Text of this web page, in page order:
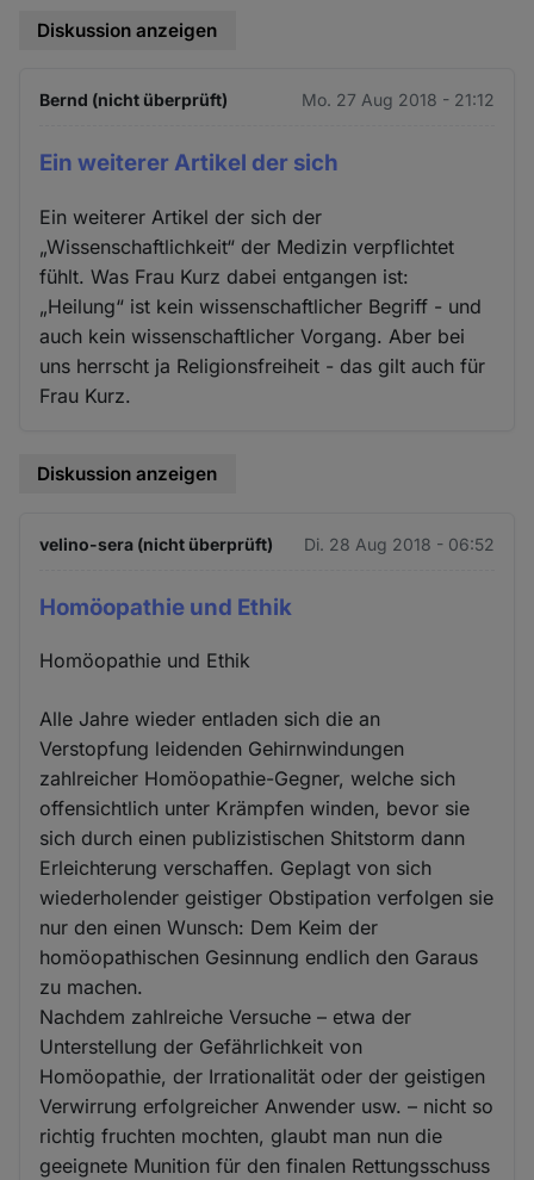
Diskussion anzeigen
Bernd (nicht überprüft) Mo. 27 Aug 2018 - 21:12
Ein weiterer Artikel der sich
Ein weiterer Artikel der sich der
„Wissenschaftlichkeit“ der Medizin verpflichtet
fühlt. Was Frau Kurz dabei entgangen ist:
„Heilung“ ist kein wissenschaftlicher Begriff - und
auch kein wissenschaftlicher Vorgang. Aber bei
uns herrscht ja Religionsfreiheit - das gilt auch für
Frau Kurz.
Diskussion anzeigen
velino-sera (nicht überprüft) Di. 28 Aug 2018 - 06:52
Homöopathie und Ethik
Homöopathie und Ethik
Alle Jahre wieder entladen sich die an
Verstopfung leidenden Gehirnwindungen
zahlreicher Homöopathie-Gegner, welche sich
offensichtlich unter Krämpfen winden, bevor sie
sich durch einen publizistischen Shitstorm dann
Erleichterung verschaffen. Geplagt von sich
wiederholender geistiger Obstipation verfolgen sie
nur den einen Wunsch: Dem Keim der
homöopathischen Gesinnung endlich den Garaus
zu machen.
Nachdem zahlreiche Versuche – etwa der
Unterstellung der Gefährlichkeit von
Homöopathie, der Irrationalität oder der geistigen
Verwirrung erfolgreicher Anwender usw. – nicht so
richtig fruchten mochten, glaubt man nun die
geeignete Munition für den finalen Rettungsschuss